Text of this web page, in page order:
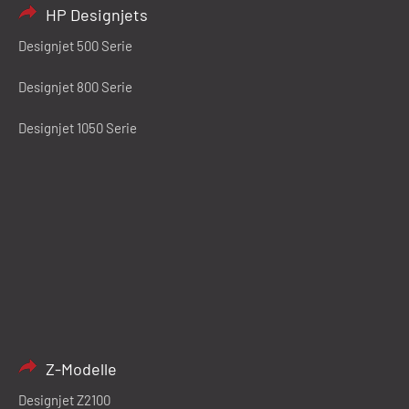
HP Designjets
Designjet 500 Serie
Designjet 800 Serie
Designjet 1050 Serie
Z-Modelle
Designjet Z2100